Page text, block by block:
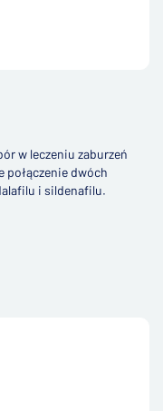
w leczeniu zaburzeń
połączenie dwóch
i sildenafilu.